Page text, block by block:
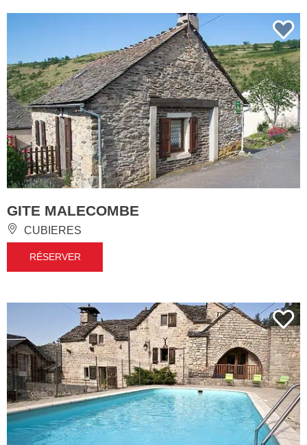
GITE MALECOMBE
CUBIERES
RÉSERVER